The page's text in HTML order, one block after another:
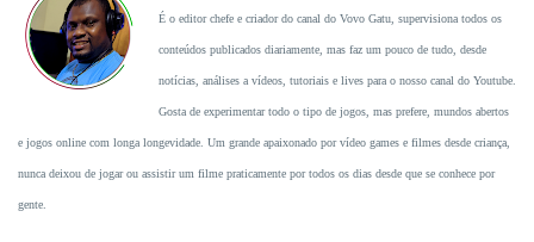
É o editor chefe e criador do canal do Vovo Gatu, supervisiona todos os
conteúdos publicados diariamente, mas faz um pouco de tudo, desde
notícias, análises a vídeos, tutoriais e lives para o nosso canal do Youtube.
Gosta de experimentar todo o tipo de jogos, mas prefere, mundos abertos
e jogos online com longa longevidade. Um grande apaixonado por vídeo games e filmes desde criança,
nunca deixou de jogar ou assistir um filme praticamente por todos os dias desde que se conhece por
gente.